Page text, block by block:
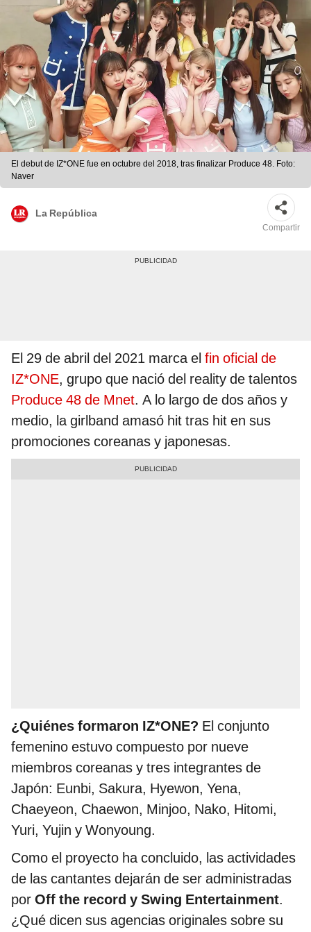
El debut de IZ*ONE fue en octubre del 2018, tras finalizar Produce 48. Foto:
Naver
La República
Compartir
El 29 de abril del 2021 marca el fin oficial de
IZ*ONE, grupo que nació del reality de talentos
Produce 48 de Mnet. A lo largo de dos años y
medio, la girlband amasó hit tras hit en sus
promociones coreanas y japonesas.
¿Quiénes formaron IZ*ONE? El conjunto
femenino estuvo compuesto por nueve
miembros coreanas y tres integrantes de
Japón: Eunbi, Sakura, Hyewon, Yena,
Chaeyeon, Chaewon, Minjoo, Nako, Hitomi,
Yuri, Yujin y Wonyoung.
Como el proyecto ha concluido, las actividades
de las cantantes dejarán de ser administradas
por Off the record y Swing Entertainment.
¿Qué dicen sus agencias originales sobre su